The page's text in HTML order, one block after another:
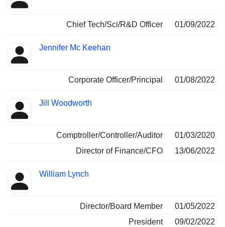
Chief Tech/Sci/R&D Officer 01/09/2022
Jennifer Mc Keehan
Corporate Officer/Principal 01/08/2022
Jill Woodworth
Comptroller/Controller/Auditor
01/03/2020
Director of Finance/CFO
13/06/2022
William Lynch
Director/Board Member
01/05/2022
President
09/02/2022